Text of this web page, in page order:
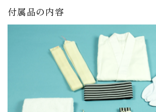
付属品の内容